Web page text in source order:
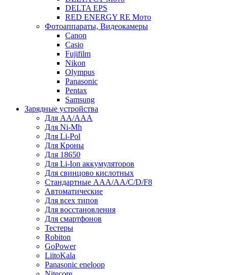
DELTA EPS
RED ENERGY RE Мото
Фотоаппараты, Видеокамеры
Canon
Casio
Fujifilm
Nikon
Olympus
Panasonic
Pentax
Samsung
Зарядные устройства
Для AA/AAA
Для Ni-Mh
Для Li-Pol
Для Кроны
Для 18650
Для Li-Ion аккумуляторов
Для свинцово кислотных
Стандартные ААА/АА/С/D/F8
Автоматические
Для всех типов
Для восстановления
Для смартфонов
Тестеры
Robiton
GoPower
LiitoKala
Panasonic eneloop